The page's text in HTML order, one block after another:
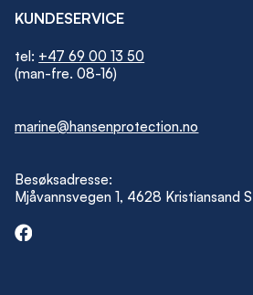
KUNDESERVICE
tel: +47 69 00 13 50
(man-fre. 08-16)
marine@hansenprotection.no
Besøksadresse:
Mjåvannsvegen 1, 4628 Kristiansand S